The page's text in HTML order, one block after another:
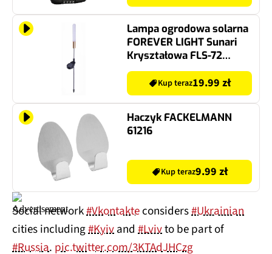
Lampa ogrodowa solarna
FOREVER LIGHT Sunari
Kryształowa FLS-72
Kup teraz19.99 zł
Haczyk FACKELMANN
61216
Kup teraz9.99 zł
Social network#Vkontakteconsiders#Ukrainian
cities including#Kyivand #Lvivto be part of
#Russia. pic.twitter.com/3KTAdJHCzg